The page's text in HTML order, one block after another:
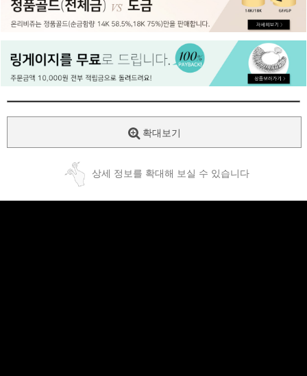
페이코 ID로
PAYCO 바로
확대보기
상세 정보를 확대해 보실 수 있습니다